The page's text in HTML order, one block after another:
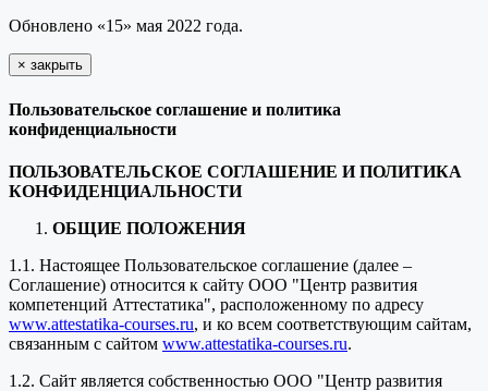
Обновлено «15» мая 2022 года.
× закрыть
Пользовательское соглашение и политика
конфиденциальности
ПОЛЬЗОВАТЕЛЬСКОЕ СОГЛАШЕНИЕ И ПОЛИТИКА
КОНФИДЕНЦИАЛЬНОСТИ
ОБЩИЕ ПОЛОЖЕНИЯ
1.1. Настоящее Пользовательское соглашение (далее –
Соглашение) относится к сайту ООО "Центр развития
компетенций Аттестатика", расположенному по адресу
www.attestatika-courses.ru, и ко всем соответствующим сайтам,
связанным с сайтом www.attestatika-courses.ru.
1.2. Сайт является собственностью ООО "Центр развития